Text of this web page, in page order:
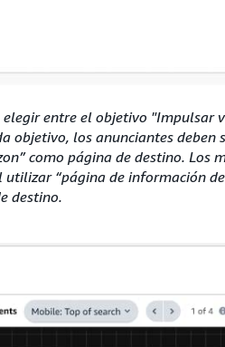
entre el objetivo "Impulsar
objetivo, los anunciantes deben
como página de destino. Los
“página de información
destino.